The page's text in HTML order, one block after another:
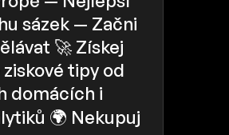
sázek — Začni
🚀 Získej
tipy od
domácích i
🌍 Nekupuj